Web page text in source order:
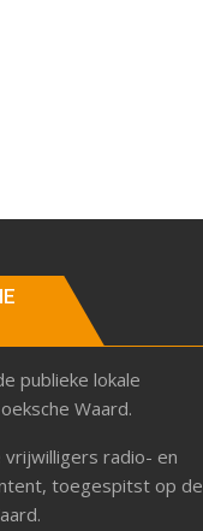
publieke lokale
Waard.
vrijwilligers radio- en
toegespitst op de